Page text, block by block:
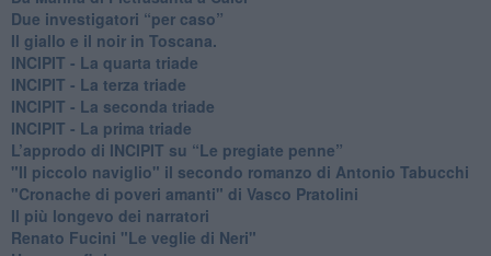
​Due investigatori “per caso”
​Il giallo e il noir in Toscana.
INCIPIT - La quarta triade
INCIPIT - La terza triade
INCIPIT - La seconda triade
INCIPIT - La prima triade
L’approdo di INCIPIT su “Le pregiate penne”
​"Il piccolo naviglio" il secondo romanzo di Antonio Tabucchi
​"Cronache di poveri amanti" di Vasco Pratolini
​Il più longevo dei narratori
Renato Fucini "Le veglie di Neri"